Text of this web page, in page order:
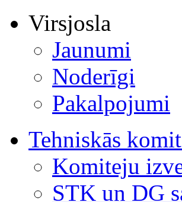
Virsjosla
Jaunumi
Noderīgi
Pakalpojumi
Tehniskās
Komiteju
STK un DG